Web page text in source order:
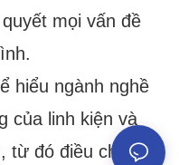
mọi vấn đề
hiểu ngành nghề
của linh kiện và
từ đó điều chỉnh